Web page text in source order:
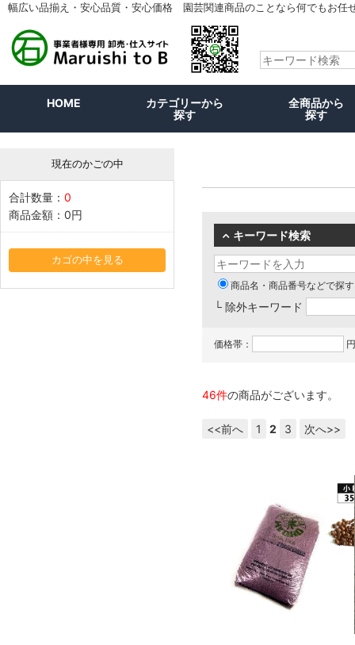
幅広い品揃え・安心品質・安心価格 園芸関連商品のことなら何でもお任
HOME
カテゴリーから
探す
全商品から
探す
現在のかごの中
合計数量： 0
商品金額： 0円
カゴの中を見る
キーワード検索
商品名・商品番号などで探す
└ 除外キーワード
価格帯：
46件の商品がございます。
<<前へ 1 2 3 次へ>>